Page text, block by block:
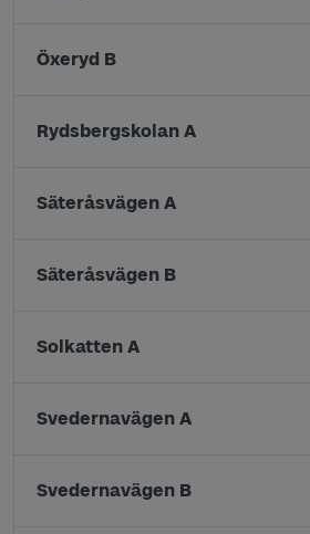
Öxeryd B
Rydsbergskolan A
Säteråsvägen A
Säteråsvägen B
Solkatten A
Svedernavägen A
Svedernavägen B